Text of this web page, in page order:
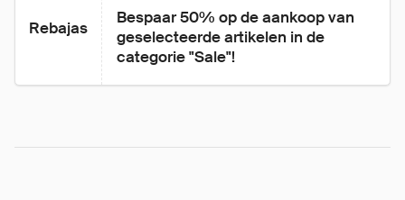
Rebajas
Bespaar 50% op de aankoop van
geselecteerde artikelen in de
categorie "Sale"!